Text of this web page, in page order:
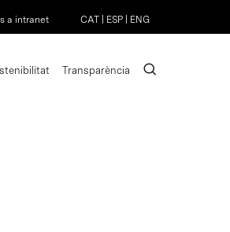
a intranet CAT ESP ENG
Transparència search